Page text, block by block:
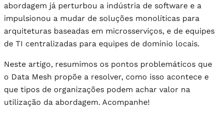
abordagem já perturbou a indústria de software e a
impulsionou a mudar de soluções monolíticas para
arquiteturas baseadas em microsserviços, e de equipes
de TI centralizadas para equipes de domínio locais.
Neste artigo, resumimos os pontos problemáticos que
o Data Mesh propõe a resolver, como isso acontece e
que tipos de organizações podem achar valor na
utilização da abordagem. Acompanhe!